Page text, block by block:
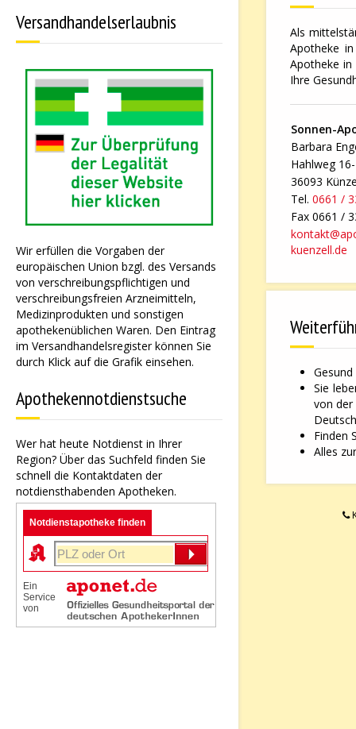
Versandhandelserlaubnis
Wir erfüllen die Vorgaben der
europäischen Union bzgl. des Versands
von verschreibungspflichtigen und
verschreibungsfreien Arzneimitteln,
Medizinprodukten und sonstigen
apothekenüblichen Waren. Den Eintrag
im Versandhandelsregister können Sie
durch Klick auf die Grafik einsehen.
Apothekennotdienstsuche
Wer hat heute Notdienst in Ihrer
Region? Über das Suchfeld finden Sie
schnell die Kontaktdaten der
notdiensthabenden Apotheken.
Notdienstapotheke finden
Ein
Service
von
Als
Apotheke
Apotheke in
Ihre
Sonnen-
Barbara
Hahlweg
36093
Tel. 0661 /
Fax 0661 /
kuenzell.de
Sie
von der
Finden
Alles